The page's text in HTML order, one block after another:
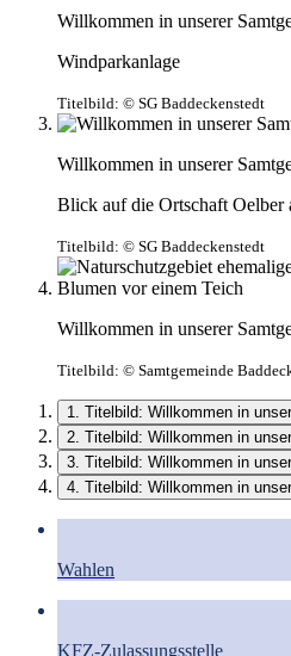
Willkommen in unserer
Windparkanlage
Titelbild: © SG Baddeckenstedt
Willkommen in unserer
Blick auf die Ortschaft Oelber
Titelbild: © SG Baddeckenstedt
Willkommen in unserer
Titelbild: © Samtgemeinde
1. Titelbild: Willkommen in
2. Titelbild: Willkommen in
3. Titelbild: Willkommen in
4. Titelbild: Willkommen in
Wahlen
KFZ-Zulassungsstelle